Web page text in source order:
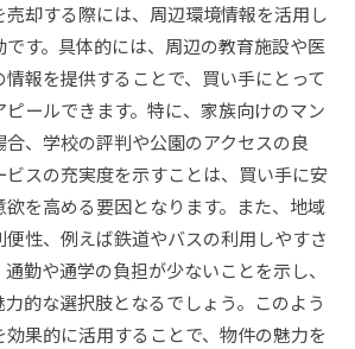
却する際には、周辺環境情報を活用し
す。具体的には、周辺の教育施設や医
報を提供することで、買い手にとって
ールできます。特に、家族向けのマン
、学校の評判や公園のアクセスの良
ビスの充実度を示すことは、買い手に安
を高める要因となります。また、地域
性、例えば鉄道やバスの利用しやすさ
勤や通学の負担が少ないことを示し、
的な選択肢となるでしょう。このよう
果的に活用することで、物件の魅力を